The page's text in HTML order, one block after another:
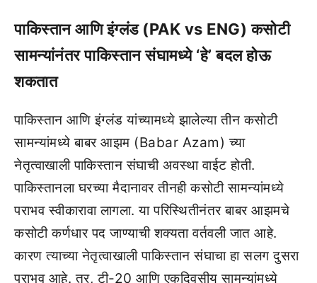
पाकिस्तान आणि इंग्लंड (PAK vs ENG) कसोटी
सामन्यांनंतर पाकिस्तान संघामध्ये ‘हे’ बदल होऊ
शकतात
पाकिस्तान आणि इंग्लंड यांच्यामध्ये झालेल्या तीन कसोटी
सामन्यांमध्ये बाबर आझम (Babar Azam) च्या
नेतृत्वाखाली पाकिस्तान संघाची अवस्था वाईट होती.
पाकिस्तानला घरच्या मैदानावर तीनही कसोटी सामन्यांमध्ये
पराभव स्वीकारावा लागला. या परिस्थितीनंतर बाबर आझमचे
कसोटी कर्णधार पद जाण्याची शक्यता वर्तवली जात आहे.
कारण त्याच्या नेतृत्वाखाली पाकिस्तान संघाचा हा सलग दुसरा
पराभव आहे. तर, टी-20 आणि एकदिवसीय सामन्यांमध्ये